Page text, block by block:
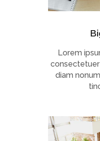
Lorem
consectetuer
diam